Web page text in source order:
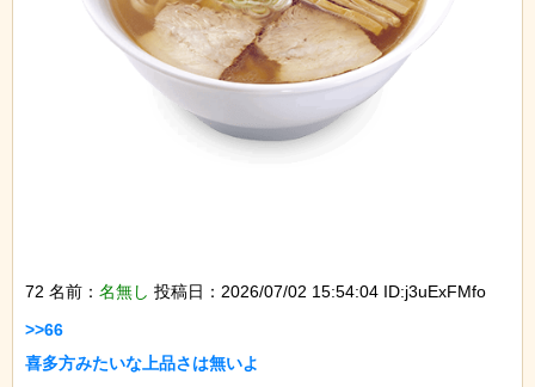
72 名前： 名無し 投稿日：2026/07/02 15:54:04 ID:j3uExFMfo
>>66
喜多方みたいな上品さは無いよ